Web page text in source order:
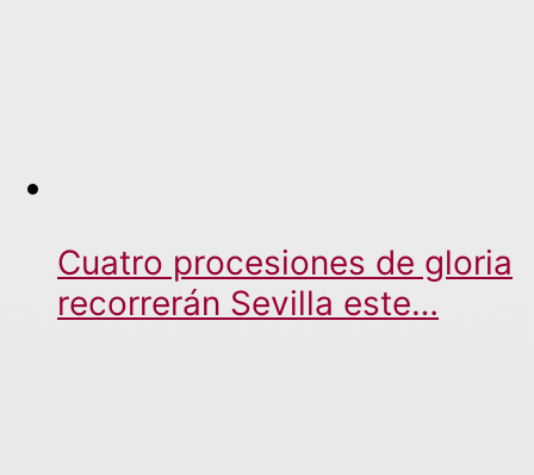
Cuatro procesiones de gloria
recorrerán Sevilla este…